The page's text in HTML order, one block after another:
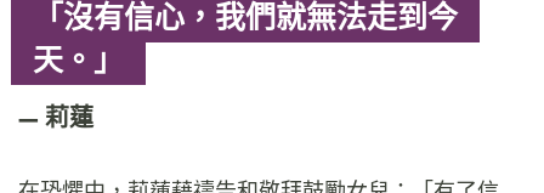
「沒有信心，我們就無法走到今
天。」
莉蓮